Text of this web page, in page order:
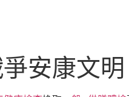
安康文明